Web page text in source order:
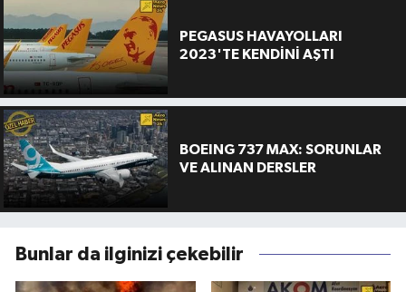
PEGASUS HAVAYOLLARI
2023'TE KENDİNİ AŞTI
BOEING 737 MAX: SORUNLAR
VE ALINAN DERSLER
Bunlar da ilginizi çekebilir